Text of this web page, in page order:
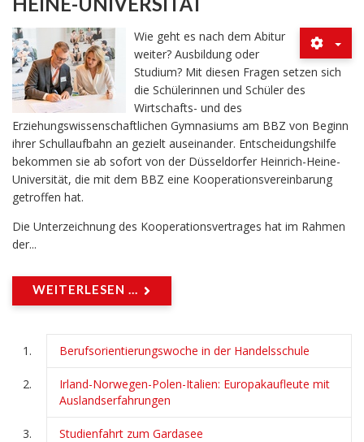
Wie geht es nach dem Abitur
weiter? Ausbildung oder
Studium? Mit diesen Fragen setzen sich
die Schülerinnen und Schüler des
Wirtschafts- und des
Erziehungswissenschaftlichen Gymnasiums am BBZ von Beginn
ihrer Schullaufbahn an gezielt auseinander. Entscheidungshilfe
bekommen sie ab sofort von der Düsseldorfer Heinrich-Heine-
Universität, die mit dem BBZ eine Kooperationsvereinbarung
getroffen hat.
Die Unterzeichnung des Kooperationsvertrages hat im Rahmen
der...
WEITERLESEN ...
Berufsorientierungswoche in der Handelsschule
Irland-Norwegen-Polen-Italien: Europakaufleute mit
Auslandserfahrungen
Studienfahrt zum Gardasee